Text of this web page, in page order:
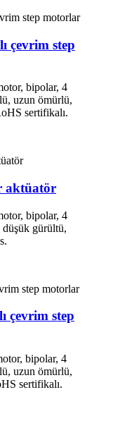
çevrim step
bipolar, 4
uzun ömürlü,
sertifikalı.
aktüatör
bipolar, 4
gürültü,
çevrim step
bipolar, 4
uzun ömürlü,
sertifikalı.